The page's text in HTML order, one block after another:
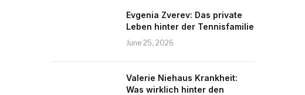
Evgenia Zverev: Das private
Leben hinter der Tennisfamilie
June 25, 2026
Valerie Niehaus Krankheit:
Was wirklich hinter den